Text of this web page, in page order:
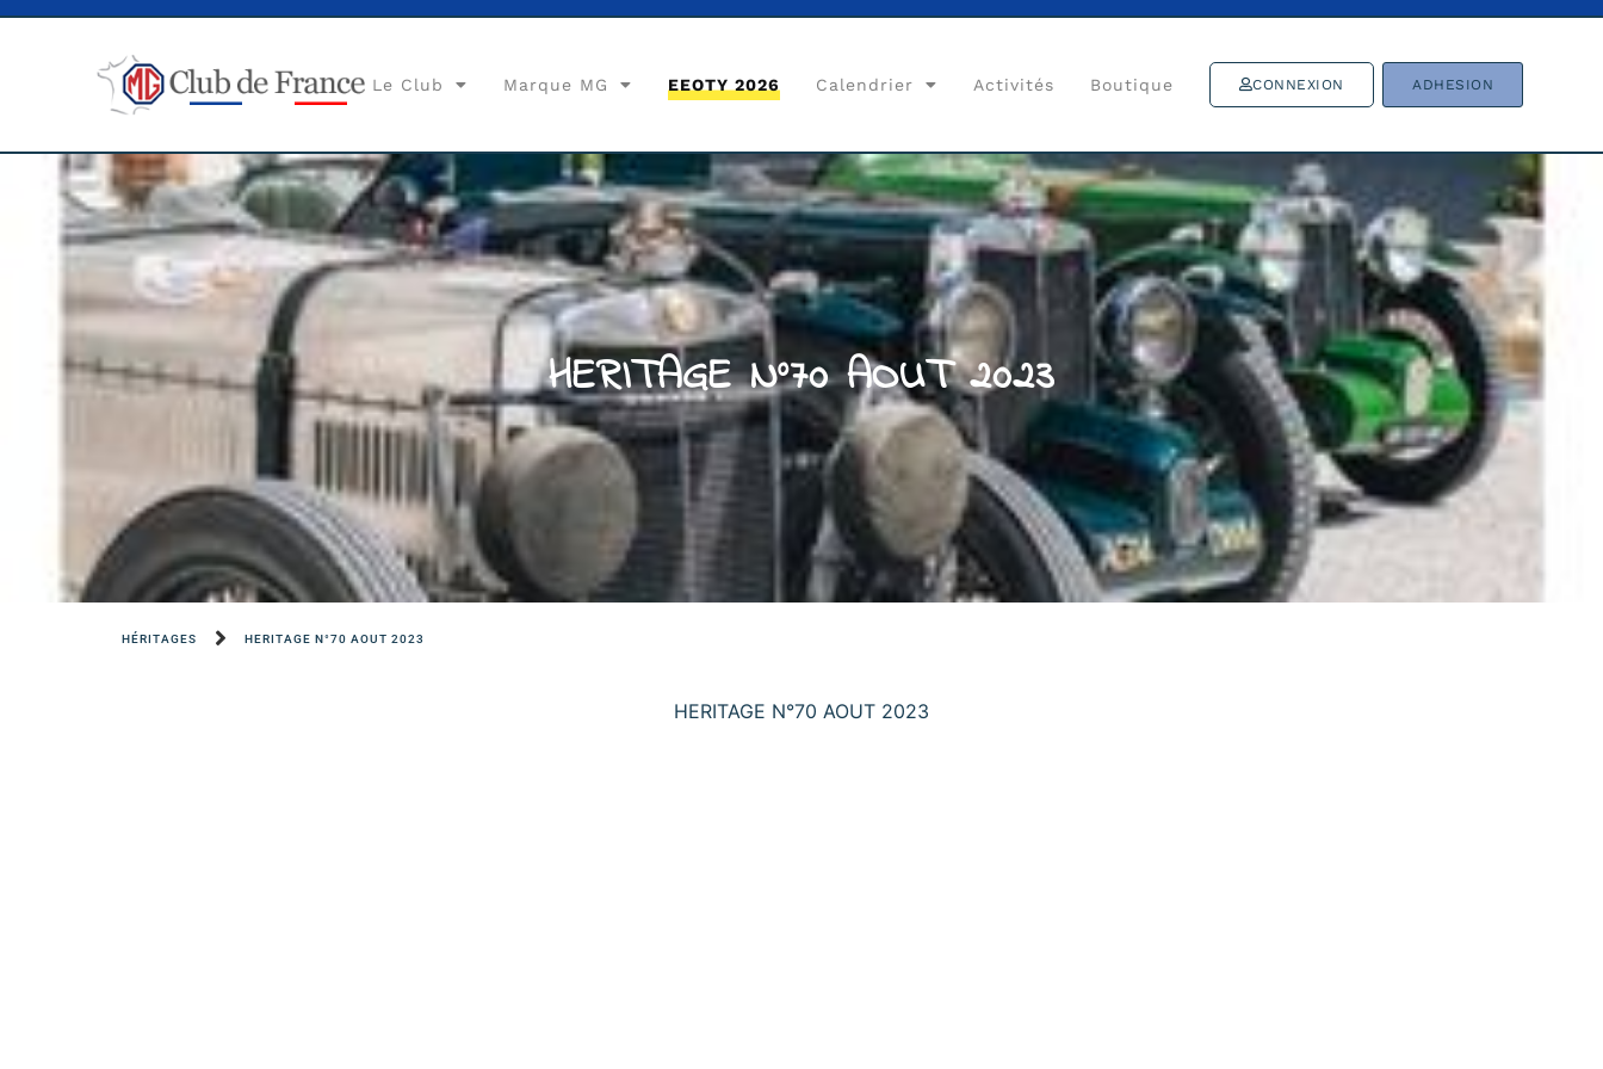
Le Club Marque MG EEOTY 2026 Calendrier Activités Boutique CONNEXION ADHESION
HERITAGE N°70 AOUT 2023
HÉRITAGES HERITAGE N°70 AOUT 2023
HERITAGE N°70 AOUT 2023